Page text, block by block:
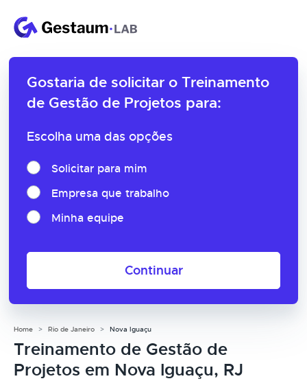
Gostaria de solicitar o Treinamento
de Gestão de Projetos para:
Escolha uma das opções
Solicitar para mim
Empresa que trabalho
Minha equipe
Continuar
Home Rio de Janeiro Nova Iguaçu
Treinamento de Gestão de
Projetos em Nova Iguaçu, RJ